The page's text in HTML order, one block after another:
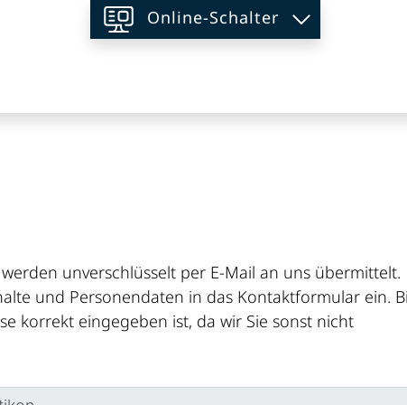
Online-Schalter
unverschlüsselt per E-Mail an uns übermittelt.
und Personendaten in das Kontaktformular ein.
korrekt eingegeben ist, da wir Sie sonst nicht